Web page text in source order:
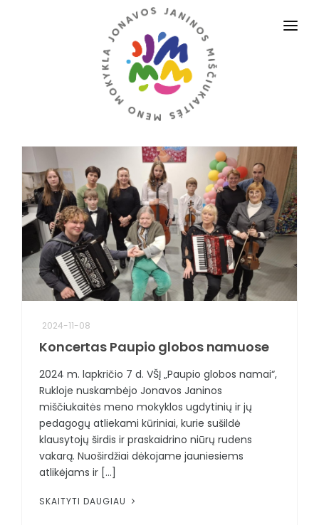
DALYKAI
TĖVAMS IR MOKINIAMS
ADMINISTRACINĖ INFORMACIJA
STRUKTŪRA IR KONTAKTAI
PASLAUGOS
2024-11-08
Koncertas Paupio globos namuose
2024 m. lapkričio 7 d. VŠĮ „Paupio globos namai“,
Rukloje nuskambėjo Jonavos Janinos
miščiukaitės meno mokyklos ugdytinių ir jų
pedagogų atliekami kūriniai, kurie sušildė
klausytojų širdis ir praskaidrino niūrų rudens
vakarą. Nuoširdžiai dėkojame jauniesiems
atlikėjams ir [...]
SKAITYTI DAUGIAU